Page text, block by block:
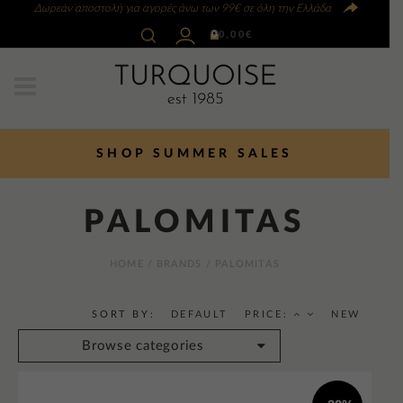
Δωρεάν αποστολή για αγορές άνω των 99€ σε όλη την Ελλάδα
00,00€
SHOP SUMMER SALES
PALOMITAS
SORT BY: DEFAULT PRICE: NEW
Browse categories